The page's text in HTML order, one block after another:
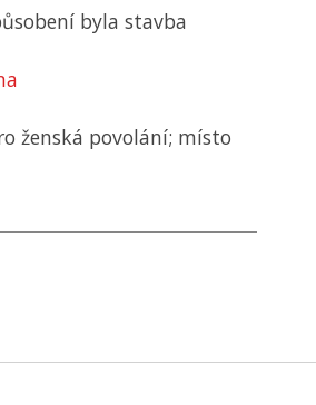
byla stavba
ženská povolání; místo